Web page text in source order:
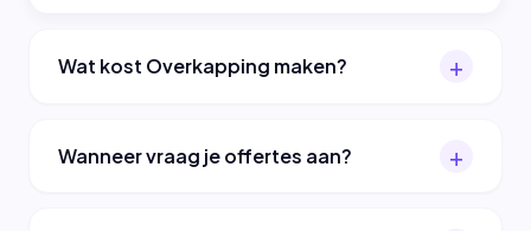
Wat kost Overkapping maken?
Wanneer vraag je offertes aan?